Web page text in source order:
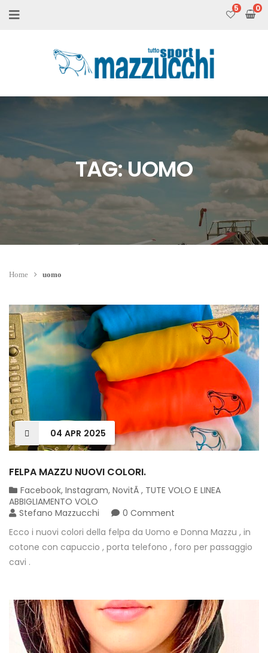
5
TAG:UOMO
Home uomo
04 APR 2025
FELPA MAZZU NUOVI COLORI.
Facebook, Instagram, NovitÃ , TUTE VOLO E LINEA
ABBIGLIAMENTO VOLO
Stefano Mazzucchi
0 Comment
Ecco i nuovi colori della felpa da Uomo e Donna Mazzu , in
cotone con capuccio , porta telefono , foro per passaggio
cavi .